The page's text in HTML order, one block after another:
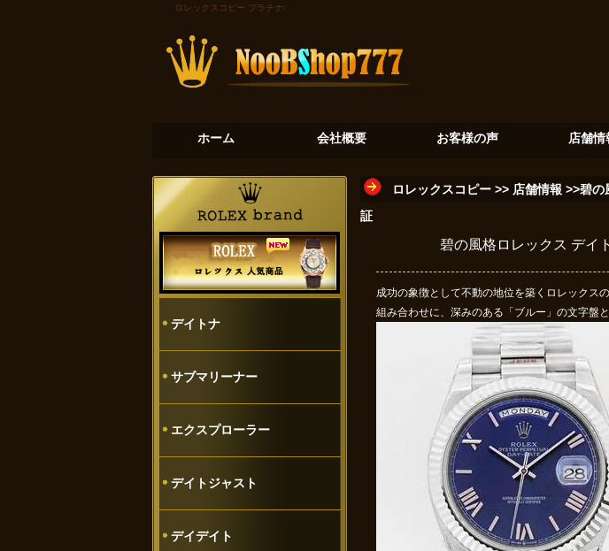
ロレックスコピー プラチナの氷河：デイトナ116506が奏でる至高のクロノグラフ
ホーム 会社概要 お客様の声 店舗情
デイトナ
サブマリーナー
エクスプローラー
デイトジャスト
デイデイト
ロレックスコピー >> 店舗情報 >>碧の
証
碧の風格ロレックス デイ
成功の象徴として不動の地位を築くロレックス
組み合わせに、深みのある「ブルー」の文字盤